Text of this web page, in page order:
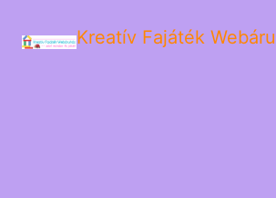
Kreatív Fajáték